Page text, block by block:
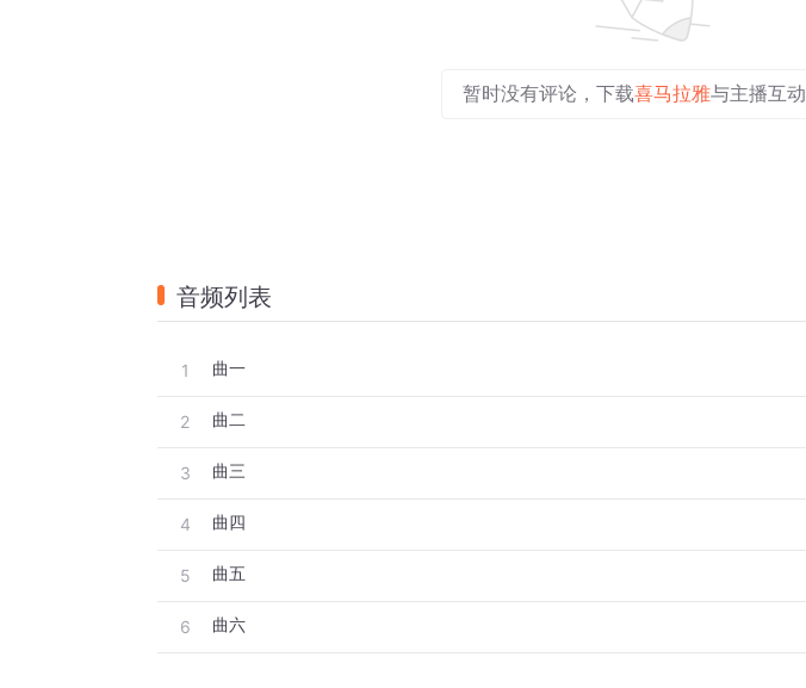
暂时没有评论，下载喜马拉雅与主播互动
音频列表
1 曲一
2 曲二
3 曲三
4 曲四
5 曲五
6 曲六